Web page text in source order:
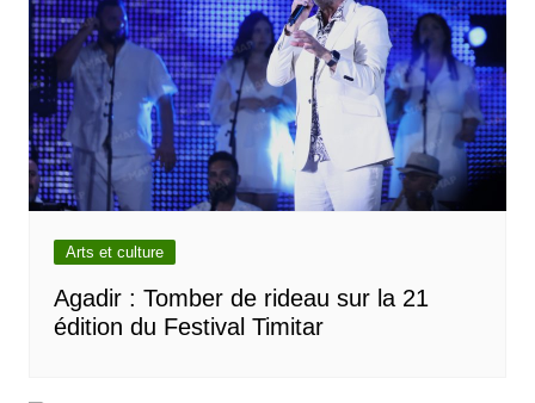
Arts et culture
Agadir : Tomber de rideau sur la 21
édition du Festival Timitar